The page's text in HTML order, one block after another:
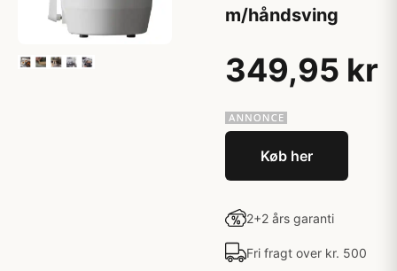
m/håndsving
349,95 kr
Køb her
2+2 års garanti
Fri fragt over kr. 500